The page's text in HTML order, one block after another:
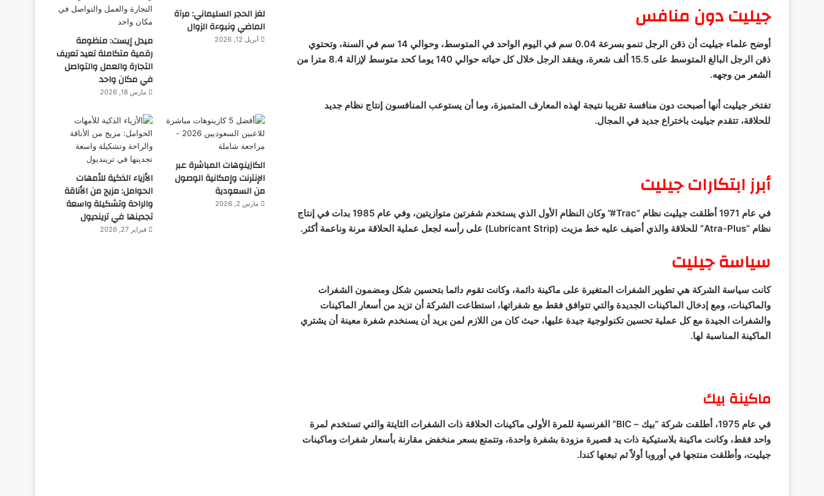
جيليت دون منافس
أوضح علماء جيليت أن ذقن الرجل تنمو بسرعة 0.04 سم في اليوم الواحد في المتوسط، وحوالي 14 سم في السنة، وتحتوي
ذقن الرجل البالغ المتوسط على 15.5 ألف شعرة، ويفقد الرجل خلال كل حياته حوالي 140 يوما كحد متوسط لإزالة 8.4 مترا من
الشعر من وجهه.
تفتخر جيليت أنها أصبحت دون منافسة تقريبا نتيجة لهذه المعارف المتميزة، وما أن يستوعب المنافسون إنتاج نظام جديد
للحلاقة، تتقدم جيليت باختراع جديد في المجال.
أبرز ابتكارات جيليت
في عام 1971 أطلقت جيليت نظام “ Trac
#” وكان النظام الأول الذي يستخدم شفرتين متوازيتين، وفي عام 1985 بدات في إنتاج
نظام “Atra-Plus” للحلاقة والذي أضيف عليه خط مزيت (Lubricant Strip) على رأسه لجعل عملية الحلاقة مرنة وناعمة أكثر.
سياسة جيليت
كانت سياسة الشركة هي تطوير الشفرات المتغيرة على ماكينة دائمة، وكانت تقوم دائما بتحسين شكل ومضمون الشفرات
والماكينات، ومع إدخال الماكينات الجديدة والتي تتوافق فقط مع شفراتها، استطاعت الشركة أن تزيد من أسعار الماكينات
والشفرات الجيدة مع كل عملية تحسين تكنولوجية جيدة عليها، حيث كان من اللازم لمن يريد أن يسنخدم شفرة معينة أن يشتري
الماكينة المناسبة لها.
ماكينة بيك
في عام 1975، أطلقت شركة “بيك – BIC” الفرنسية للمرة الأولى ماكينات الحلاقة ذات الشفرات الثايتة والتي تستخدم لمرة
واحد فقط، وكانت ماكينة بلاستيكية ذات يد قصيرة مزودة بشفرة واحدة، وتتمتع بسعر منخفض مقارنة بأسعار شفرات وماكينات
جيليت، وأطلقت منتجها في أوروبا أولاً ثم تبعتها كندا.
لغز الحجر السليماني: مرآة
الماضي ونبوءة الزوال
أبريل 12, 2026
ميدل إيست: منظومة
رقمية متكاملة تعيد تعريف
التجارة والعمل والتواصل
في مكان واحد
مارس 18, 2026
الكازينوهات المباشرة عبر
الإنترنت وإمكانية الوصول
من السعودية
مارس 2, 2026
الأزياء الذكية للأمهات
الحوامل: مزيج من الأناقة
والراحة وتشكيلة واسعة
تجدينها في ترينديول
فبراير 27, 2026